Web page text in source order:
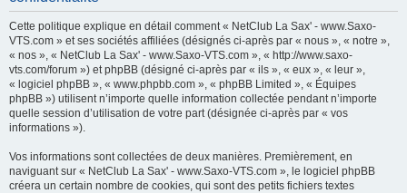
h
Cette politique explique en détail comment « NetClub La Sax' - www.Saxo-
VTS.com » et ses sociétés affiliées (désignés ci-après par « nous », « notre »,
« nos », « NetClub La Sax' - www.Saxo-VTS.com », « http://www.saxo-
vts.com/forum ») et phpBB (désigné ci-après par « ils », « eux », « leur »,
« logiciel phpBB », « www.phpbb.com », « phpBB Limited », « Équipes
phpBB ») utilisent n’importe quelle information collectée pendant n’importe
quelle session d’utilisation de votre part (désignée ci-après par « vos
informations »).
Vos informations sont collectées de deux manières. Premièrement, en
naviguant sur « NetClub La Sax' - www.Saxo-VTS.com », le logiciel phpBB
créera un certain nombre de cookies, qui sont des petits fichiers textes